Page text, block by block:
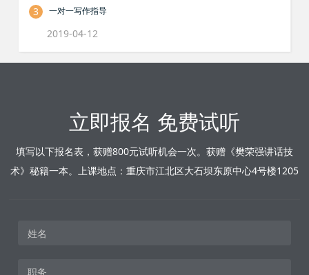
3
一对一写作指导
2019-04-12
立即报名 免费试听
填写以下报名表，获赠800元试听机会一次。获赠《樊荣强讲话技
术》秘籍一本。上课地点：重庆市江北区大石坝东原中心4号楼1205